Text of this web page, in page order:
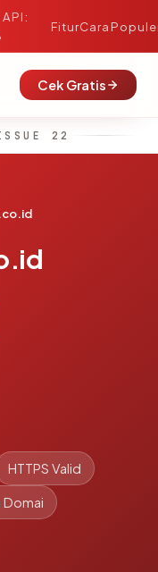
FiturCara
Cek Gratis
22
HTTPS Valid
Domai